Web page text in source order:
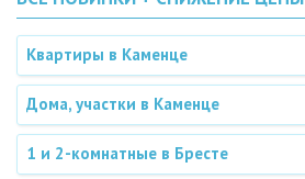
Квартиры в Каменце
Дома, участки в Каменце
1 и 2-комнатные в Бресте